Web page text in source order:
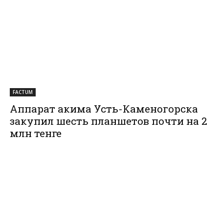
FACTUM
Аппарат акима Усть-Каменогорска
закупил шесть планшетов почти на 2
млн тенге